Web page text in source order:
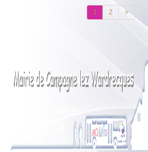
1 2 >